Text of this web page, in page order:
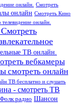
онлайн.
Смотреть
онлайн Смотреть Кино
онлайн.
ТВ онлайн.
вебкамеры
смотреть онлайн
ТВ бесплатно и слушать
- смотреть ТВ
Фолк радио Шансон